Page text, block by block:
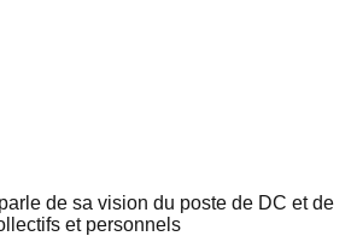
de sa vision du poste de DC et de
et personnels